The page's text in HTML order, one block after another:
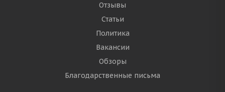
Отзывы
Статьи
Политика
Вакансии
Обзоры
Благодарственные письма